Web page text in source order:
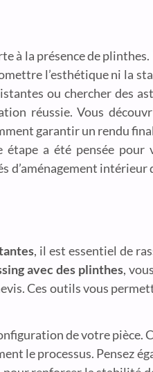
à la présence de
l’esthétique ni la
ou chercher des
réussie. Vous
garantir un rendu
a été pensée
d’aménagement
, il est essentiel de
avec des plinthes,
Ces outils vous
de votre pièce.
le processus. Pensez